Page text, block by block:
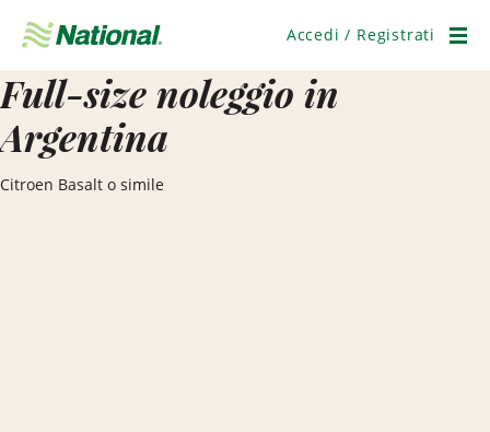
navigazione
Accedi / Registrati
Full-size noleggio in
Argentina
Citroen Basalt o simile